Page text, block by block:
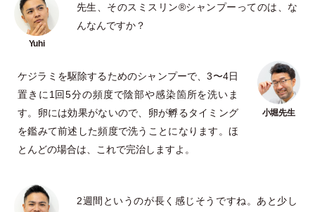
先生、そのスミスリン®️シャンプーってのは、な
んなんですか？
ケジラミを駆除するためのシャンプーで、3〜4日
置きに1回5分の頻度で陰部や感染箇所を洗いま
す。卵には効果がないので、卵が孵るタイミング
を鑑みて前述した頻度で洗うことになります。ほ
とんどの場合は、これで完治しますよ。
2週間というのが長く感じそうですね。あと少し